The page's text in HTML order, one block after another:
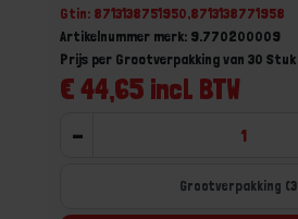
Gtin: 8713138751950,8713138771958
Artikelnummer merk: 9.770200009
€ 44,65 incl. BTW
Prijs per Grootverpakking van 30 Stuk
-
Grootverpakking